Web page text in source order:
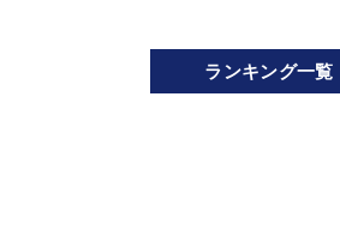
ランキング一覧